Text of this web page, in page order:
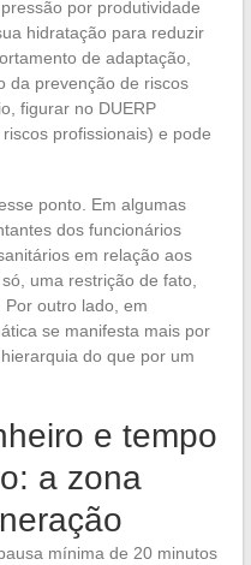
por produtividade
hidratação para reduzir
de adaptação,
da prevenção de riscos
figurar no DUERP
profissionais) e pode
ponto. Em algumas
dos funcionários
em relação aos
uma restrição de fato,
outro lado, em
se manifesta mais por
do que por um
e tempo
a zona
mínima de 20 minutos